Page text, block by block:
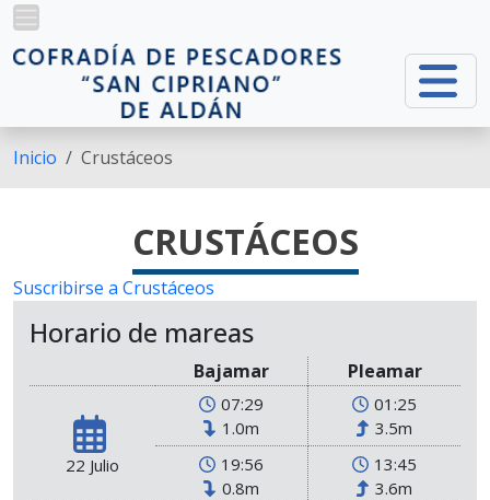
Pasar al contenido principal
Inicio Crustáceos
CRUSTÁCEOS
Suscribirse a Crustáceos
Horario de mareas
Bajamar Pleamar
22 Julio
07:29
1.0m
01:25
3.5m
19:56
0.8m
13:45
3.6m